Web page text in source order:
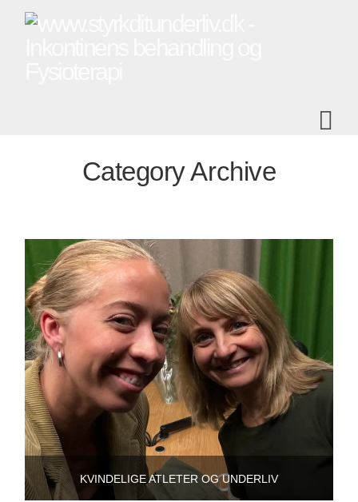
Category Archive
KVINDELIGE ATLETER OG UNDERLIV